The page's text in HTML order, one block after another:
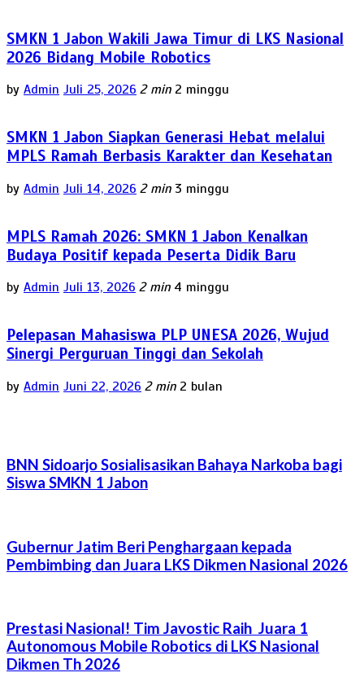
SMKN 1 Jabon Wakili Jawa Timur di LKS Nasional
2026 Bidang Mobile Robotics
by Admin Juli 25, 2026 2 min 2 minggu
SMKN 1 Jabon Siapkan Generasi Hebat melalui
MPLS Ramah Berbasis Karakter dan Kesehatan
by Admin Juli 14, 2026 2 min 3 minggu
MPLS Ramah 2026: SMKN 1 Jabon Kenalkan
Budaya Positif kepada Peserta Didik Baru
by Admin Juli 13, 2026 2 min 4 minggu
Pelepasan Mahasiswa PLP UNESA 2026, Wujud
Sinergi Perguruan Tinggi dan Sekolah
by Admin Juni 22, 2026 2 min 2 bulan
BNN Sidoarjo Sosialisasikan Bahaya Narkoba bagi
Siswa SMKN 1 Jabon
Gubernur Jatim Beri Penghargaan kepada
Pembimbing dan Juara LKS Dikmen Nasional 2026
Prestasi Nasional! Tim Javostic Raih Juara 1
Autonomous Mobile Robotics di LKS Nasional
Dikmen Th 2026